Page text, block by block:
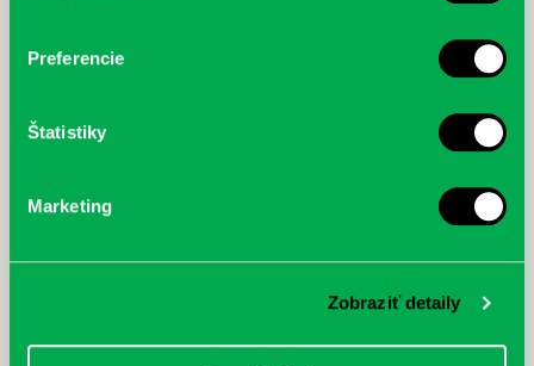
Preferencie
Štatistiky
Marketing
Zobraziť detaily
McGrath, Andy: Tadej Pogačar:
nezastaviteľný